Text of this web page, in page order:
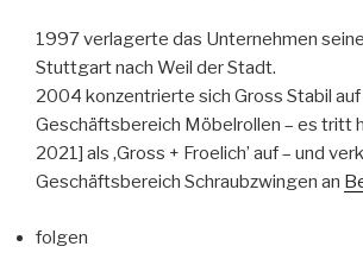
1997 verlagerte das Unternehmen
Stuttgart nach Weil der Stadt.
2004 konzentrierte sich Gross Stabil auf
Geschäftsbereich Möbelrollen – es tritt
2021] als ‚Gross + Froelich’ auf – und
Geschäftsbereich Schraubzwingen an
folgen